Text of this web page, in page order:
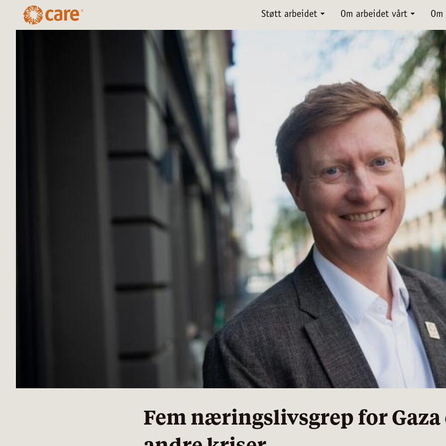
Støtt arbeidet Om arbeidet vårt Om
Fem næringslivsgrep for Gaza